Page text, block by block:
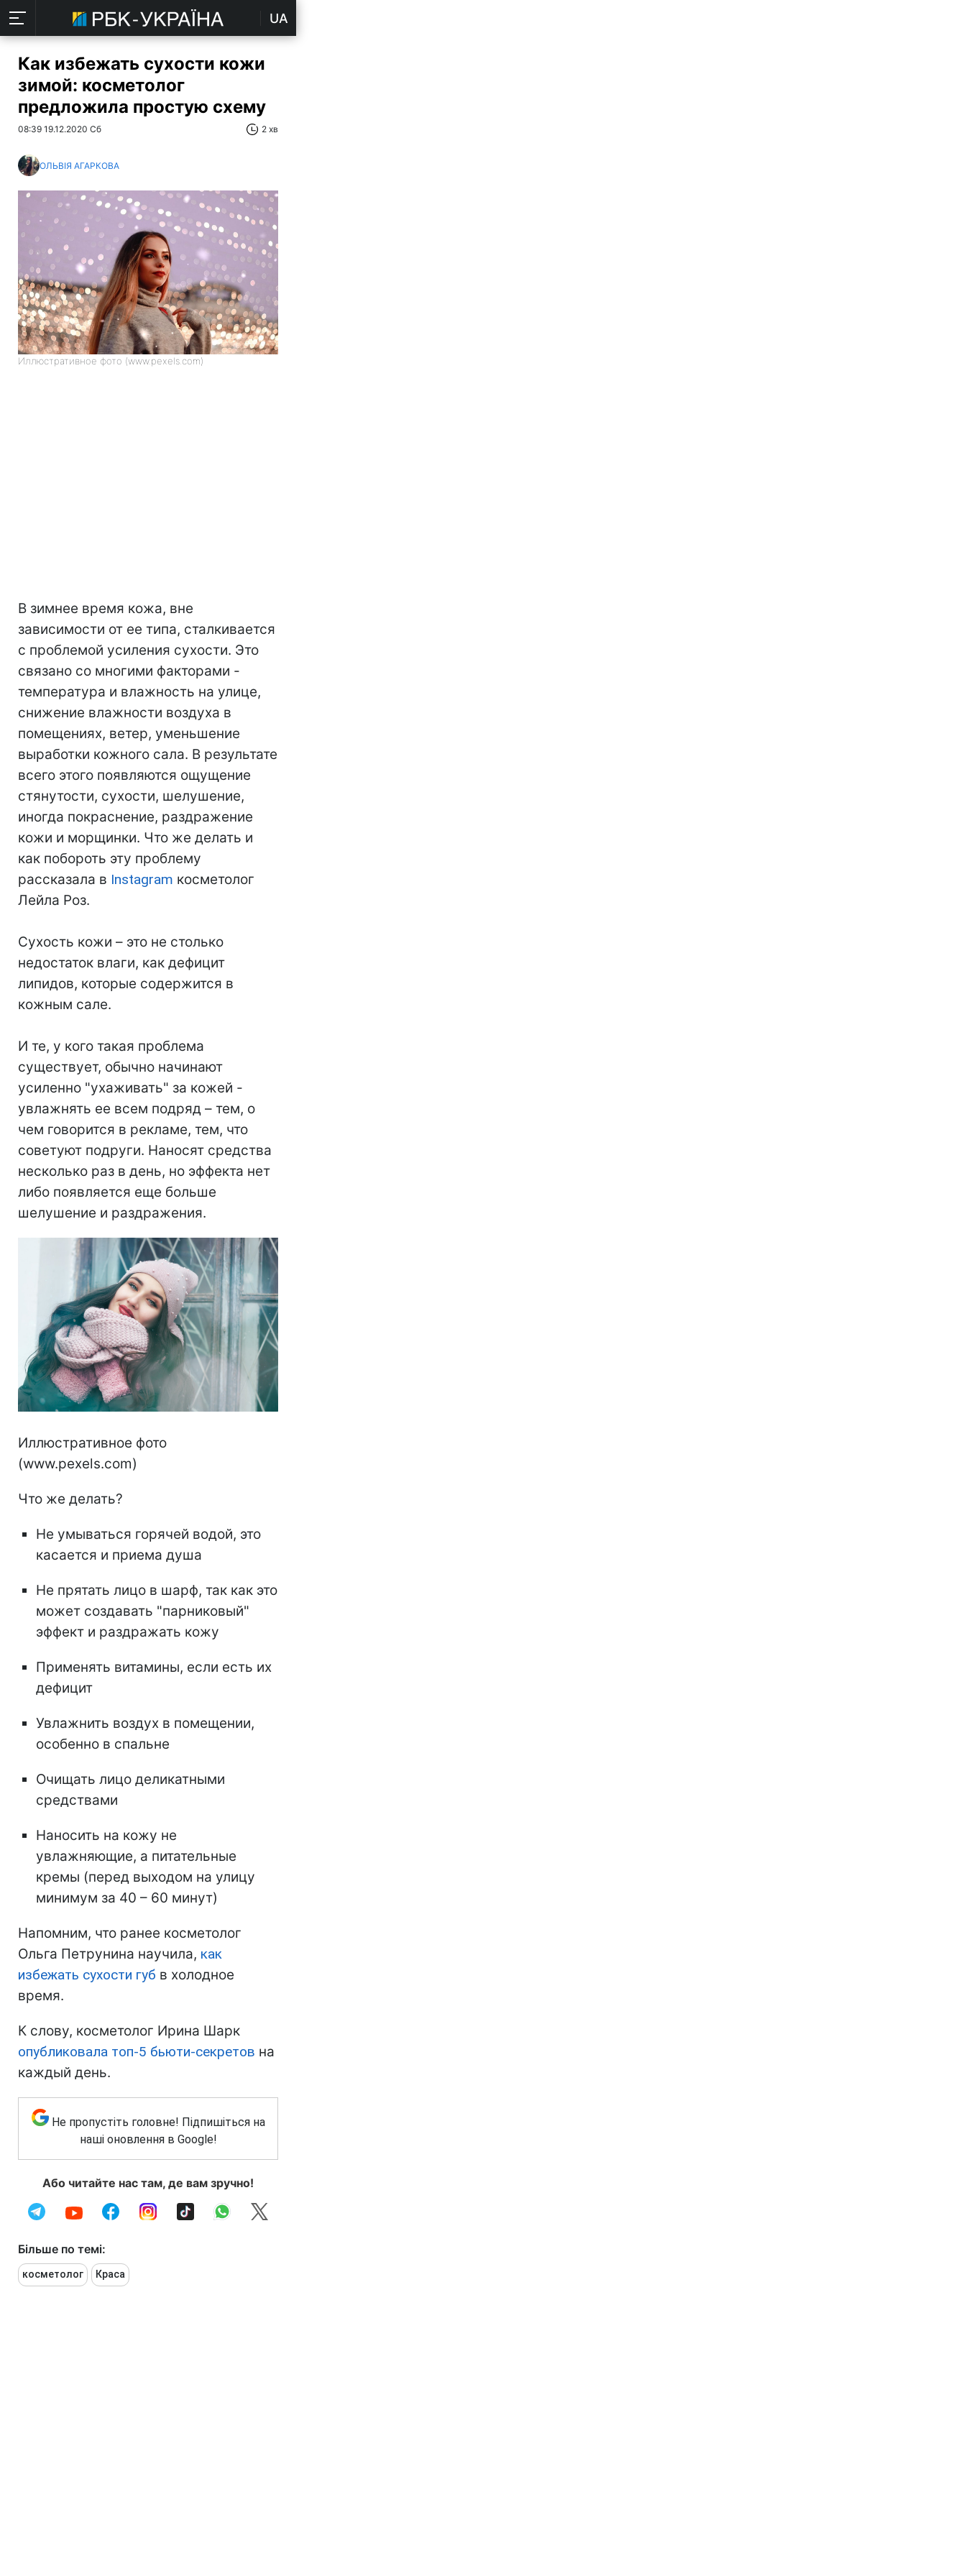
UA
Как избежать сухости кожи
зимой: косметолог
предложила простую схему
08:39 19.12.2020 Сб 2 хв
ОЛЬВІЯ АГАРКОВА
Иллюстративное фото (www.pexels.com)
В зимнее время кожа, вне
зависимости от ее типа, сталкивается
с проблемой усиления сухости. Это
связано со многими факторами -
температура и влажность на улице,
снижение влажности воздуха в
помещениях, ветер, уменьшение
выработки кожного сала. В результате
всего этого появляются ощущение
стянутости, сухости, шелушение,
иногда покраснение, раздражение
кожи и морщинки. Что же делать и
как побороть эту проблему
рассказала в Instagram косметолог
Лейла Роз.
Сухость кожи – это не столько
недостаток влаги, как дефицит
липидов, которые содержится в
кожным сале.
И те, у кого такая проблема
существует, обычно начинают
усиленно "ухаживать" за кожей -
увлажнять ее всем подряд – тем, о
чем говорится в рекламе, тем, что
советуют подруги. Наносят средства
несколько раз в день, но эффекта нет
либо появляется еще больше
шелушение и раздражения.
Иллюстративное фото
(www.pexels.com)
Что же делать?
Не умываться горячей водой, это
касается и приема душа
Не прятать лицо в шарф, так как это
может создавать "парниковый"
эффект и раздражать кожу
Применять витамины, если есть их
дефицит
Увлажнить воздух в помещении,
особенно в спальне
Очищать лицо деликатными
средствами
Наносить на кожу не
увлажняющие, а питательные
кремы (перед выходом на улицу
минимум за 40 – 60 минут)
Напомним, что ранее косметолог
Ольга Петрунина научила, как
избежать сухости губ в холодное
время.
К слову, косметолог Ирина Шарк
опубликовала топ-5 бьюти-секретов на
каждый день.
Не пропустіть головне! Підпишіться на
наші оновлення в Google!
Або читайте нас там, де вам зручно!
Більше по темі:
косметолог Краса